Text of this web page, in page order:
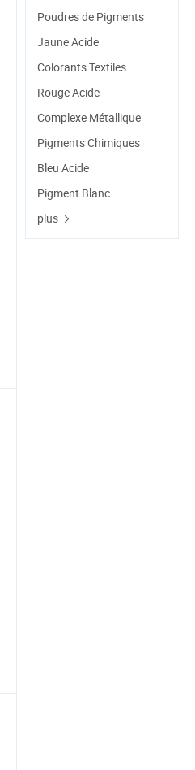
Poudres de Pigments
Jaune Acide
Colorants Textiles
Rouge Acide
Complexe Métallique
Pigments Chimiques
Bleu Acide
Pigment Blanc
plus